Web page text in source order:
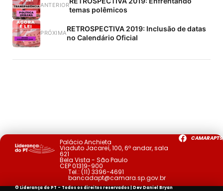
ANTERIOR
temas polêmicos
PRÓXIMARETROSPECTIVA 2019: Inclusão de datas
no Calendário Oficial
Palácio Anchieta
Viaduto Jacareí, 100, 6º andar, sala
621
Bela Vista - São Paulo
CEP 01319-900
Tel.: (11) 3396-4691
bancadapt@camara.sp.gov.br
© Liderança do PT - Todos os direitos reservados | DevDaniel Bryan